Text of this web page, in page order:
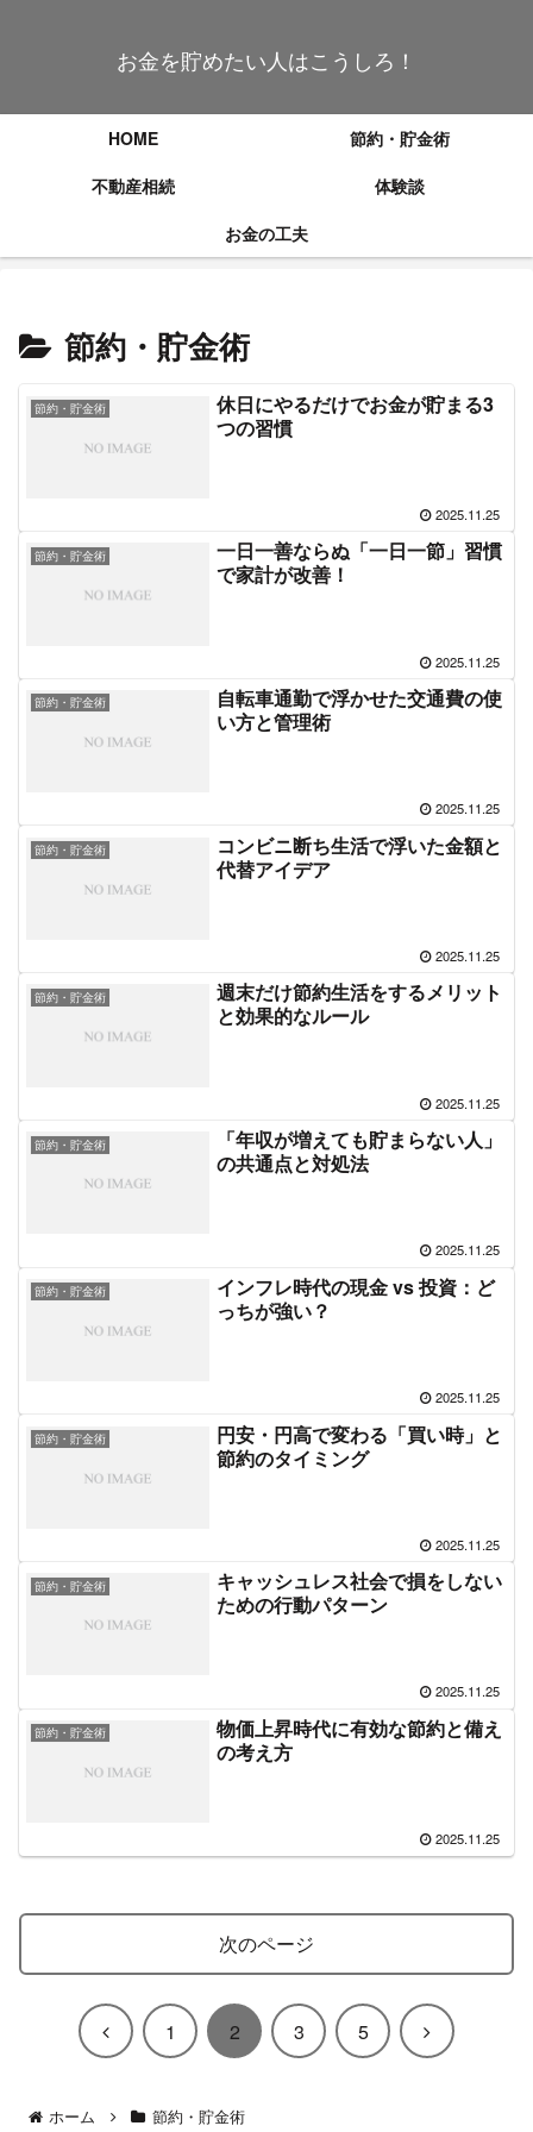
お金を貯めたい人はこうしろ！
HOME
節約・貯金術
不動産相続
体験談
お金の工夫
節約・貯金術
節約・貯金術
休日にやるだけでお金が貯まる3
つの習慣
2025.11.25
節約・貯金術
一日一善ならぬ「一日一節」習慣
で家計が改善！
2025.11.25
節約・貯金術
自転車通勤で浮かせた交通費の使
い方と管理術
2025.11.25
節約・貯金術
コンビニ断ち生活で浮いた金額と
代替アイデア
2025.11.25
節約・貯金術
週末だけ節約生活をするメリット
と効果的なルール
2025.11.25
節約・貯金術
「年収が増えても貯まらない人」
の共通点と対処法
2025.11.25
節約・貯金術
インフレ時代の現金 vs 投資：ど
っちが強い？
2025.11.25
節約・貯金術
円安・円高で変わる「買い時」と
節約のタイミング
2025.11.25
節約・貯金術
キャッシュレス社会で損をしない
ための行動パターン
2025.11.25
節約・貯金術
物価上昇時代に有効な節約と備え
の考え方
2025.11.25
次のページ
前
1 2 3 5
次
ホーム 節約・貯金術